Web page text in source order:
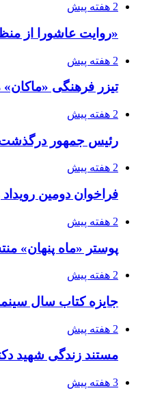
2 هفته پیش
«روایت عاشورا از
2 هفته پیش
تیزر فرهنگی «ماکان»
2 هفته پیش
رئیس جمهور درگذشت
2 هفته پیش
فراخوان دومین
2 هفته پیش
پوستر «ماه پنهان»
2 هفته پیش
جایزه کتاب سال
2 هفته پیش
مستند زندگی شهید
3 هفته پیش